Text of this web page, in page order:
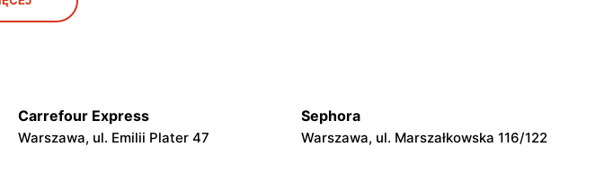
Żyrardów, ul. Mały Rynek 7
Reserved Reserved
Carrefour Express
Warszawa, ul. Emilii Plater 47
Sephora
Warszawa, ul. Marszałkowska 116/122